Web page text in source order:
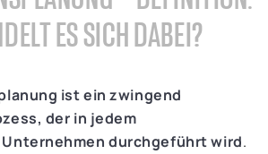
ES SICH DABEI?
ist ein zwingend
der in jedem
durchgeführt wird.